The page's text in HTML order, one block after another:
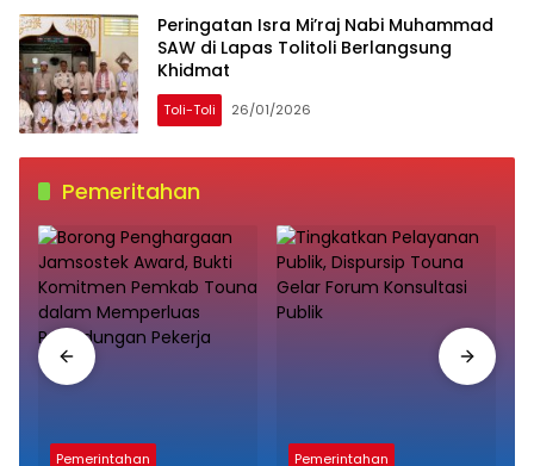
Peringatan Isra Mi’raj Nabi Muhammad
SAW di Lapas Tolitoli Berlangsung
Khidmat
Toli-Toli 26/01/2026
Pemeritahan
Pemerintahan Pemerintahan